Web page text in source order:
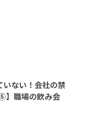
いない！会社の禁
】職場の飲み会